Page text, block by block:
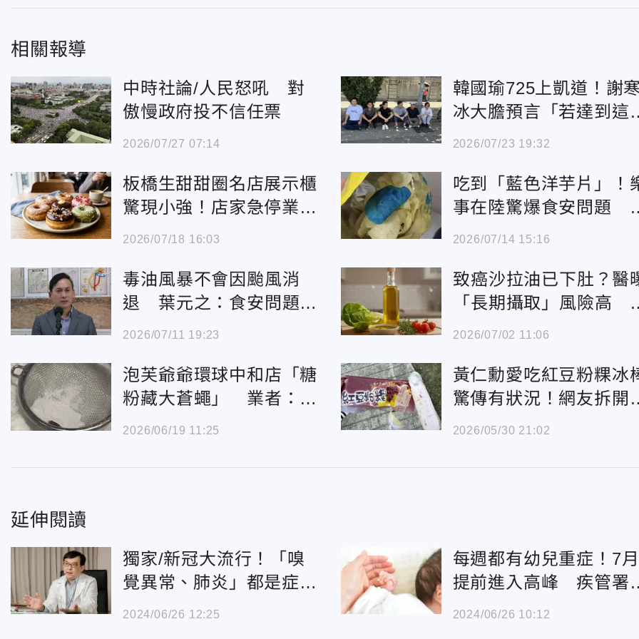
相關報導
中時社論/人民怒吼 對
傲慢政府投不信任票
2026/07/27 07:14
韓國瑜725上凱道！謝寒
冰大膽預言「若達到這
數」就算成功
2026/07/23 19:32
板橋生甜甜圈名店展示櫃
驚現小強！店家急停業清
消致歉
2026/07/18 16:03
吃到「藍色洋芋片」！
事在陸驚爆食安問題
方：已聯繫取回
2026/07/14 15:16
毒油風暴不會因颱風消
退 葉元之：食安問題全
民都在等政府給答案
2026/07/11 19:23
致癌沙拉油已下肚？醫
「長期攝取」風險高
因恐中毒
2026/07/02 11:06
泡芙爺爺環球中和店「糖
粉藏大蒼蠅」 業者：全
額退費
2026/06/19 11:25
黃仁勳愛吃紅豆粉粿冰
驚傳有狀況！網友拆開
見「大螺帽」
2026/05/30 21:02
延伸閱讀
獨家/新冠大流行！「嗅
覺異常、肺炎」都是症
狀 黃立民：台大門診爆
2024/06/26 12:25
每週都有幼兒重症！7月
提前進入高峰 疾管署
警：3病毒同時流行
2024/06/26 10:12